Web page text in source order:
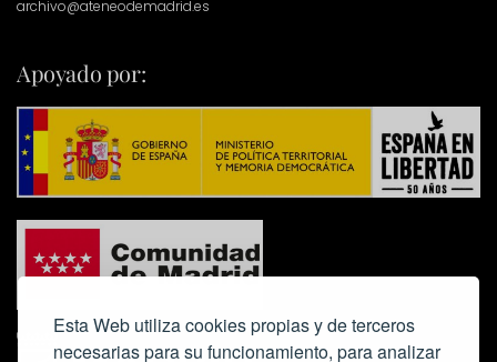
Esta Web utiliza cookies propias y de terceros
necesarias para su funcionamiento, para analizar
archivo@ateneodemadrid.es
Apoyado por: